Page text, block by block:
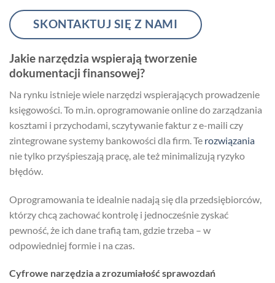
SKONTAKTUJ SIĘ Z NAMI
Jakie narzędzia wspierają tworzenie
dokumentacji finansowej?
Na rynku istnieje wiele narzędzi wspierających prowadzenie
księgowości. To m.in. oprogramowanie online do zarządzania
kosztami i przychodami, sczytywanie faktur z e-maili czy
zintegrowane systemy bankowości dla firm. Te rozwiązania
nie tylko przyśpieszają pracę, ale też minimalizują ryzyko
błędów.
Oprogramowania te idealnie nadają się dla przedsiębiorców,
którzy chcą zachować kontrolę i jednocześnie zyskać
pewność, że ich dane trafią tam, gdzie trzeba – w
odpowiedniej formie i na czas.
Cyfrowe narzędzia a zrozumiałość sprawozdań